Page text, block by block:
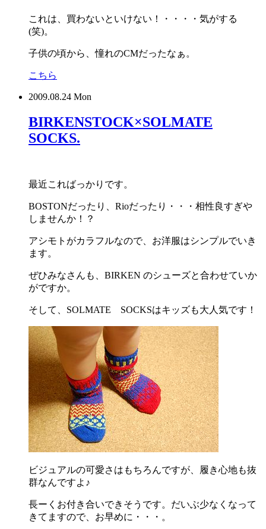
これは、買わないといけない！・・・・気がする
(笑)。
子供の頃から、憧れのCMだったなぁ。
こちら
2009.08.24 Mon
BIRKENSTOCK×SOLMATE
SOCKS.
最近こればっかりです。
BOSTONだったり、Rioだったり・・・相性良すぎや
しませんか！？
アシモトがカラフルなので、お洋服はシンプルでいき
ます。
ぜひみなさんも、BIRKEN のシューズと合わせていか
がですか。
そして、SOLMATE SOCKSはキッズも大人気です！
ビジュアルの可愛さはもちろんですが、履き心地も抜
群なんですよ♪
長ーくお付き合いできそうです。だいぶ少なくなって
きてますので、お早めに・・・。